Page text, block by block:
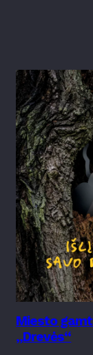
Miesto
„Drevės“